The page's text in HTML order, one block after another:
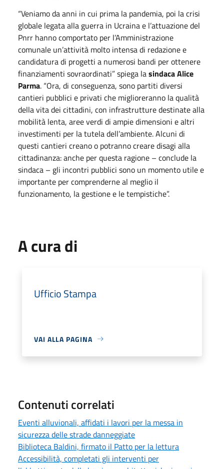
“Veniamo da anni in cui prima la pandemia, poi la crisi
globale legata alla guerra in Ucraina e l’attuazione del
Pnrr hanno comportato per l’Amministrazione
comunale un’attività molto intensa di redazione e
candidatura di progetti a numerosi bandi per ottenere
finanziamenti sovraordinati” spiega lasindaca Alice
Parma. “Ora, di conseguenza, sono partiti diversi
cantieri pubblici e privati che miglioreranno la qualità
della vita dei cittadini, con infrastrutture destinate alla
mobilità lenta, aree verdi di ampie dimensioni e altri
investimenti per la tutela dell’ambiente. Alcuni di
questi cantieri creano o potranno creare disagi alla
cittadinanza: anche per questa ragione – conclude la
sindaca – gli incontri pubblici sono un momento utile e
importante per comprenderne al meglio il
funzionamento, la gestione e le tempistiche”.
A cura di
Ufficio Stampa
VAI ALLA PAGINA
Contenuti correlati
Eventi alluvionali, affidati i lavori per la messa in
sicurezza delle strade danneggiate
Biblioteca Baldini, firmato il Patto per la lettura
Accessibilità, completati gli interventi per